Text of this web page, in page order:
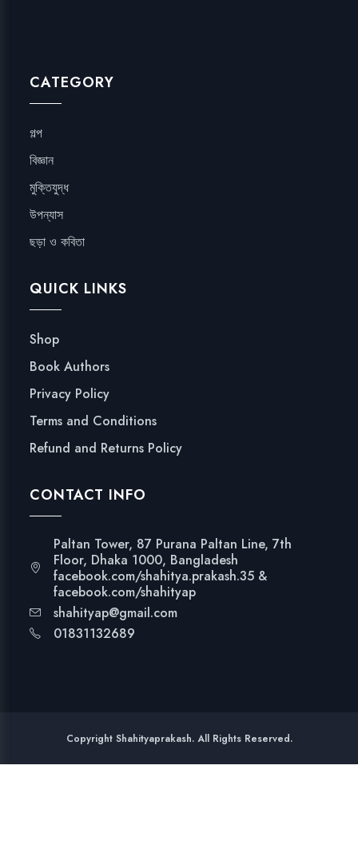
CATEGORY
গল্প
বিজ্ঞান
মুক্তিযুদ্ধ
উপন্যাস
ছড়া ও কবিতা
QUICK LINKS
Shop
Book Authors
Privacy Policy
Terms and Conditions
Refund and Returns Policy
CONTACT INFO
Paltan Tower, 87 Purana Paltan Line, 7th
Floor, Dhaka 1000, Bangladesh
facebook.com/shahitya.prakash.35 &
facebook.com/shahityap
shahityap@gmail.com
01831132689
Copyright Shahityaprakash. All Rights Reserved.